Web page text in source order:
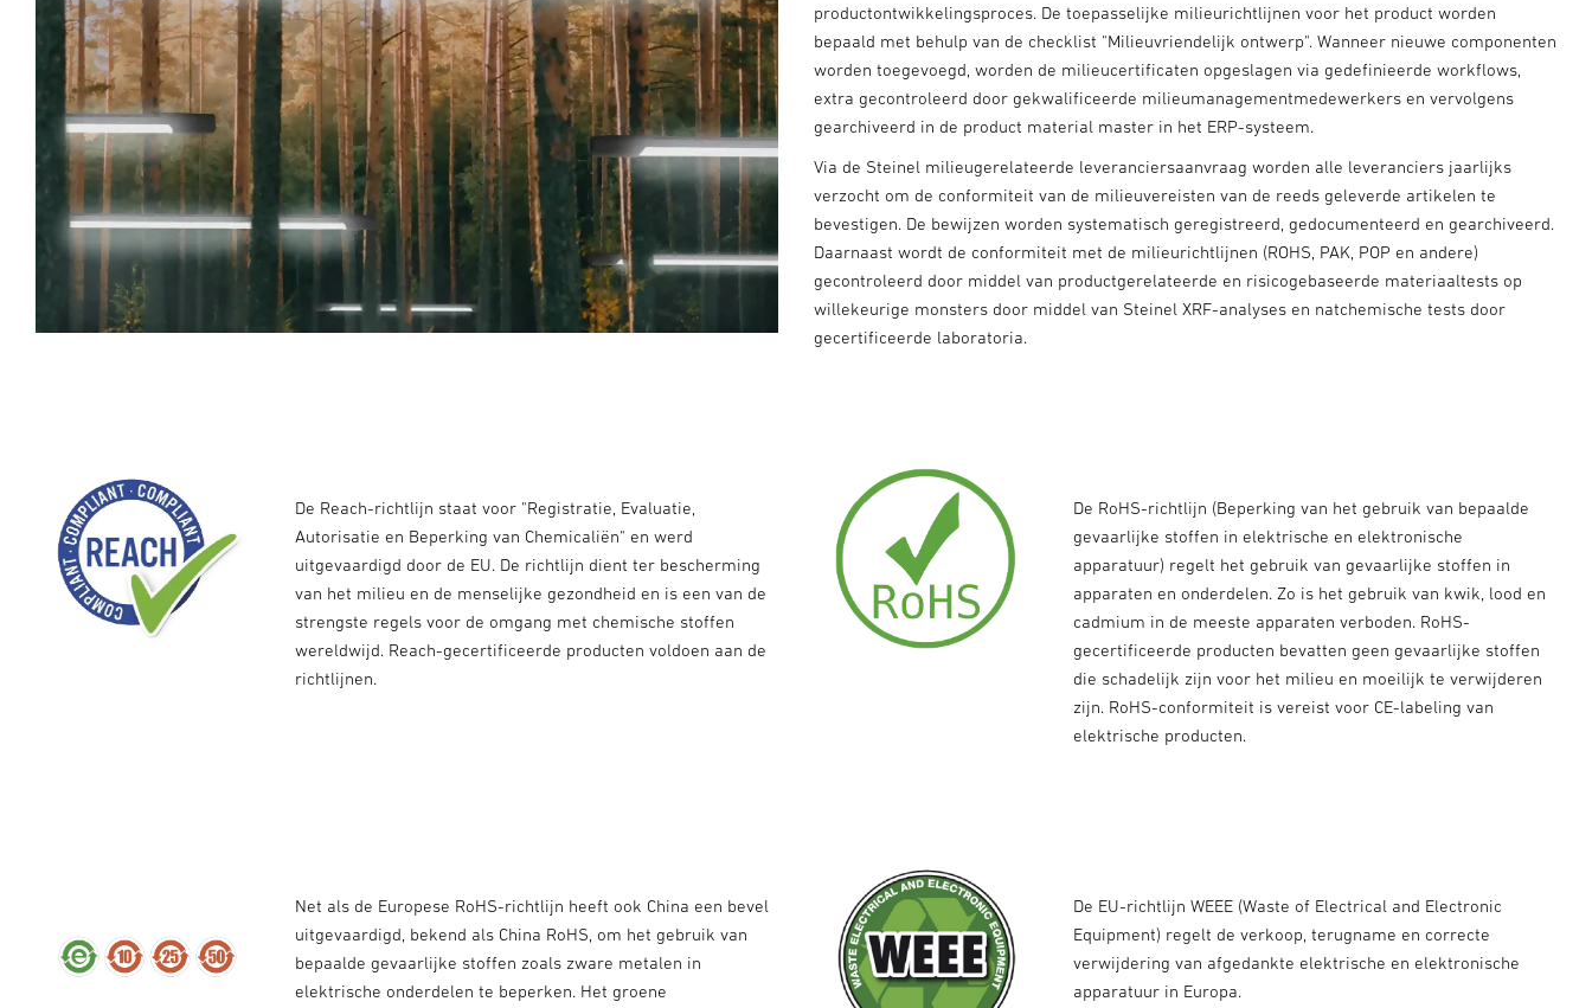
productontwikkelingsproces. De toepasselijke milieurichtlijnen voor het product worden
bepaald met behulp van de checklist "Milieuvriendelijk ontwerp". Wanneer nieuwe componenten
worden toegevoegd, worden de milieucertificaten opgeslagen via gedefinieerde workflows,
extra gecontroleerd door gekwalificeerde milieumanagementmedewerkers en vervolgens
gearchiveerd in de product material master in het ERP-systeem.
Via de Steinel milieugerelateerde leveranciersaanvraag worden alle leveranciers jaarlijks
verzocht om de conformiteit van de milieuvereisten van de reeds geleverde artikelen te
bevestigen. De bewijzen worden systematisch geregistreerd, gedocumenteerd en gearchiveerd.
Daarnaast wordt de conformiteit met de milieurichtlijnen (ROHS, PAK, POP en andere)
gecontroleerd door middel van productgerelateerde en risicogebaseerde materiaaltests op
willekeurige monsters door middel van Steinel XRF-analyses en natchemische tests door
gecertificeerde laboratoria.
De Reach-richtlijn staat voor "Registratie, Evaluatie,
Autorisatie en Beperking van Chemicaliën" en werd
uitgevaardigd door de EU. De richtlijn dient ter bescherming
van het milieu en de menselijke gezondheid en is een van de
strengste regels voor de omgang met chemische stoffen
wereldwijd. Reach-gecertificeerde producten voldoen aan de
richtlijnen.
De RoHS-richtlijn (Beperking van het gebruik van bepaalde
gevaarlijke stoffen in elektrische en elektronische
apparatuur) regelt het gebruik van gevaarlijke stoffen in
apparaten en onderdelen. Zo is het gebruik van kwik, lood en
cadmium in de meeste apparaten verboden. RoHS-
gecertificeerde producten bevatten geen gevaarlijke stoffen
die schadelijk zijn voor het milieu en moeilijk te verwijderen
zijn. RoHS-conformiteit is vereist voor CE-labeling van
elektrische producten.
Net als de Europese RoHS-richtlijn heeft ook China een bevel
uitgevaardigd, bekend als China RoHS, om het gebruik van
bepaalde gevaarlijke stoffen zoals zware metalen in
elektrische onderdelen te beperken. Het groene
De EU-richtlijn WEEE (Waste of Electrical and Electronic
Equipment) regelt de verkoop, terugname en correcte
verwijdering van afgedankte elektrische en elektronische
apparatuur in Europa.